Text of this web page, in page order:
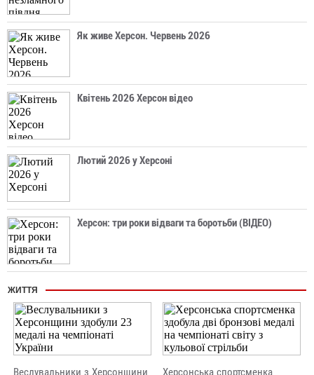
Як живе Херсон. Червень 2026
Квітень 2026 Херсон відео
Лютий 2026 у Херсоні
Херсон: три роки відваги та боротьби (ВІДЕО)
ЖИТТЯ
Веслувальники з Херсонщини Херсонська спортсменка